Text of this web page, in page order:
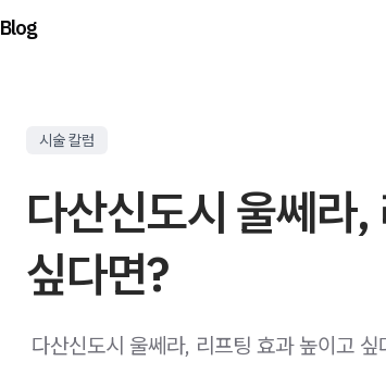
Blog
시술 칼럼
다산신도시 울쎄라
싶다면?
다산신도시 울쎄라, 리프팅 효과 높이고